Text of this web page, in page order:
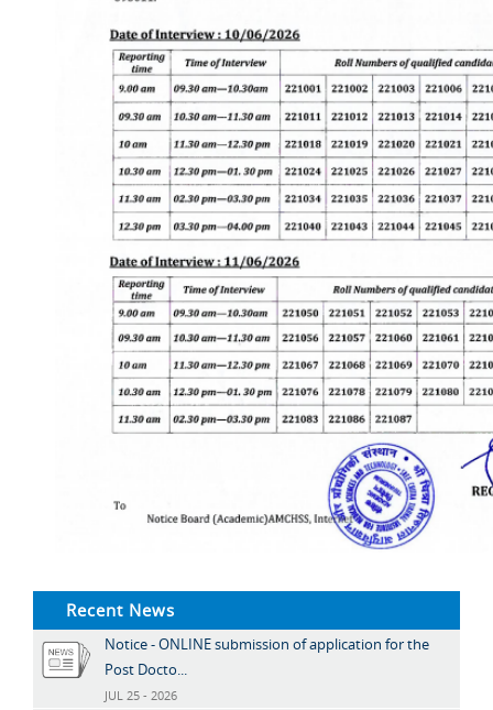
Recent News
Notice - ONLINE submission of application for the
Post Docto...
JUL 25 - 2026